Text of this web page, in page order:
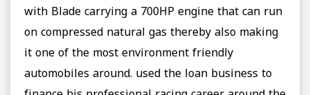
with Blade carrying a 700HP engine that can run
on compressed natural gas thereby also making
it one of the most environment friendly
automobiles around. used the loan business to